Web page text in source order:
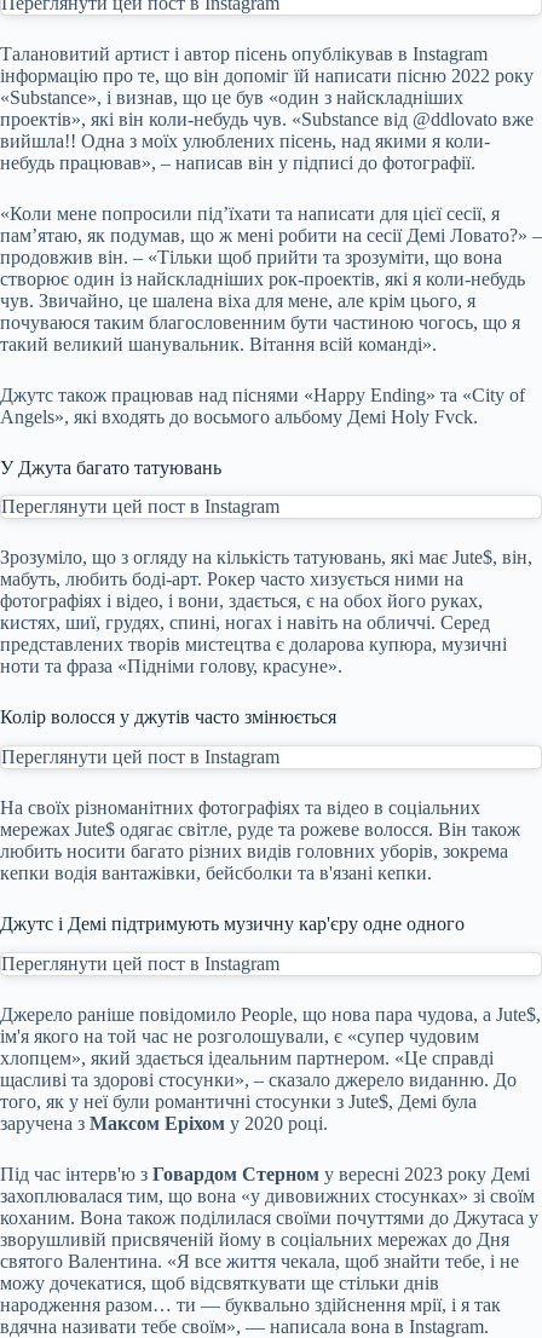
Талановитий артист і автор пісень опублікував в Instagram
інформацію про те, що він допоміг їй написати пісню 2022 року
«Substance», і визнав, що це був «один з найскладніших
проектів», які він коли-небудь чув. «Substance від @ddlovato вже
вийшла!! Одна з моїх улюблених пісень, над якими я коли-
небудь працював», – написав він у підписі до фотографії.
«Коли мене попросили під’їхати та написати для цієї сесії, я
пам’ятаю, як подумав, що ж мені робити на сесії Демі Ловато?» –
продовжив він. – «Тільки щоб прийти та зрозуміти, що вона
створює один із найскладніших рок-проектів, які я коли-небудь
чув. Звичайно, це шалена віха для мене, але крім цього, я
почуваюся таким благословенним бути частиною чогось, що я
такий великий шанувальник. Вітання всій команді».
Джутс також працював над піснями «Happy Ending» та «City of
Angels», які входять до восьмого альбому Демі Holy Fvck.
У Джута багато татуювань
Переглянути цей пост в Instagram
Зрозуміло, що з огляду на кількість татуювань, які має Jute$, він,
мабуть, любить боді-арт. Рокер часто хизується ними на
фотографіях і відео, і вони, здається, є на обох його руках,
кистях, шиї, грудях, спині, ногах і навіть на обличчі. Серед
представлених творів мистецтва є доларова купюра, музичні
ноти та фраза «Підніми голову, красуне».
Колір волосся у джутів часто змінюється
Переглянути цей пост в Instagram
На своїх різноманітних фотографіях та відео в соціальних
мережах Jute$ одягає світле, руде та рожеве волосся. Він також
любить носити багато різних видів головних уборів, зокрема
кепки водія вантажівки, бейсболки та в'язані кепки.
Джутс і Демі підтримують музичну кар'єру одне одного
Переглянути цей пост в Instagram
Джерело раніше повідомило People, що нова пара чудова, а Jute$,
ім'я якого на той час не розголошували, є «супер чудовим
хлопцем», який здається ідеальним партнером. «Це справді
щасливі та здорові стосунки», – сказало джерело виданню. До
того, як у неї були романтичні стосунки з Jute$, Демі була
заручена з Максом Еріхом у 2020 році.
Під час інтерв'ю з Говардом Стерном у вересні 2023 року Демі
захоплювалася тим, що вона «у дивовижних стосунках» зі своїм
коханим. Вона також поділилася своїми почуттями до Джутаса у
зворушливій присвяченій йому в соціальних мережах до Дня
святого Валентина. «Я все життя чекала, щоб знайти тебе, і не
можу дочекатися, щоб відсвяткувати ще стільки днів
народження разом… ти — буквально здійснення мрії, і я так
вдячна називати тебе своїм», — написала вона в Instagram.